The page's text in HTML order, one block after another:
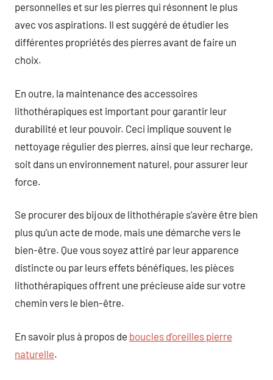
personnelles et sur les pierres qui résonnent le plus
avec vos aspirations. Il est suggéré de étudier les
différentes propriétés des pierres avant de faire un
choix.
En outre, la maintenance des accessoires
lithothérapiques est important pour garantir leur
durabilité et leur pouvoir. Ceci implique souvent le
nettoyage régulier des pierres, ainsi que leur recharge,
soit dans un environnement naturel, pour assurer leur
force.
Se procurer des bijoux de lithothérapie s’avère être bien
plus qu’un acte de mode, mais une démarche vers le
bien-être. Que vous soyez attiré par leur apparence
distincte ou par leurs effets bénéfiques, les pièces
lithothérapiques offrent une précieuse aide sur votre
chemin vers le bien-être.
En savoir plus à propos de boucles d’oreilles pierre
naturelle.